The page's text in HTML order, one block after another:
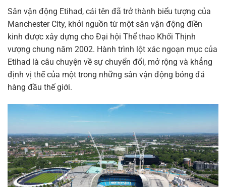
Sân vận động Etihad, cái tên đã trở thành biểu tượng của
Manchester City, khởi nguồn từ một sân vận động điền
kinh được xây dựng cho Đại hội Thể thao Khối Thịnh
vượng chung năm 2002. Hành trình lột xác ngoạn mục của
Etihad là câu chuyện về sự chuyển đổi, mở rộng và khẳng
định vị thế của một trong những sân vận động bóng đá
hàng đầu thế giới.